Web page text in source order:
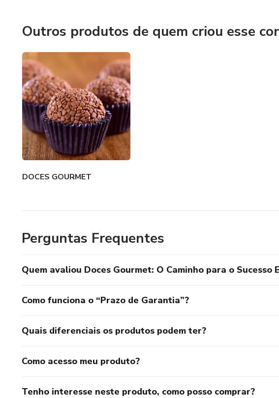
Outros produtos de quem criou esse
DOCES GOURMET
Perguntas Frequentes
Quem avaliou Doces Gourmet: O Caminho para o
Como funciona o “Prazo de Garantia”?
Quais diferenciais os produtos podem ter?
Como acesso meu produto?
Tenho interesse neste produto, como posso comprar?